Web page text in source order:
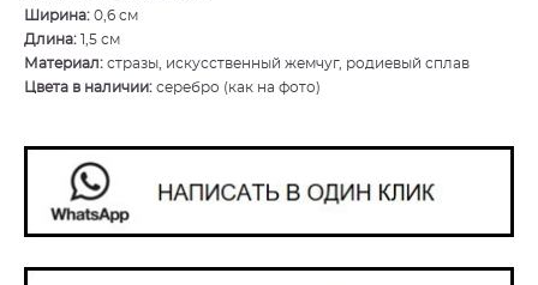
Ширина: 0,6 см
Длина: 1,5 см
Материал: стразы, искусственный жемчуг, родиевый сплав
Цвета в наличии: серебро (как на фото)